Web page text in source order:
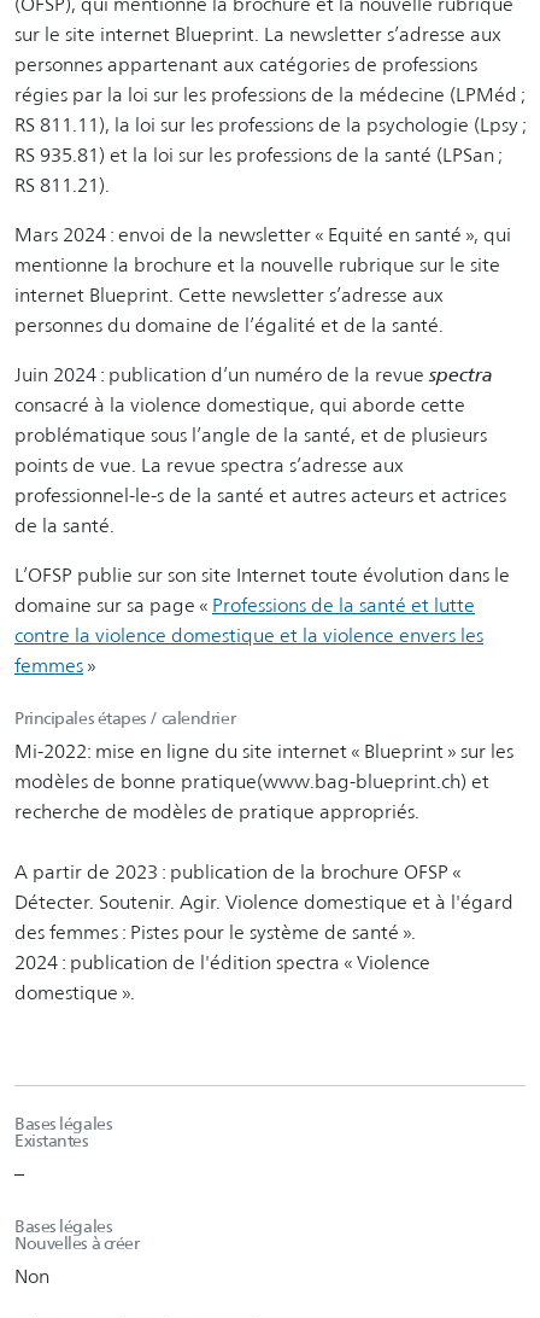
sur le site internet Blueprint. La newsletter s’adresse aux
personnes appartenant aux catégories de professions
régies par la loi sur les professions de la médecine (LPMéd ;
RS 811.11), la loi sur les professions de la psychologie (Lpsy ;
RS 935.81) et la loi sur les professions de la santé (LPSan ;
RS 811.21).
Mars 2024 : envoi de la newsletter « Equité en santé », qui
mentionne la brochure et la nouvelle rubrique sur le site
internet Blueprint. Cette newsletter s’adresse aux
personnes du domaine de l’égalité et de la santé.
Juin 2024 : publication d’un numéro de la revuespectra
consacré à la violence domestique, qui aborde cette
problématique sous l’angle de la santé, et de plusieurs
points de vue. La revue spectra s’adresse aux
professionnel-le-s de la santé et autres acteurs et actrices
de la santé.
L’OFSP publie sur son site Internet toute évolution dans le
domaine sur sa page « Professions de la santé et lutte
contre la violence domestique et la violence envers les
femmes »
Principales étapes / calendrier
Mi-2022: mise en ligne du site internet « Blueprint » sur les
modèles de bonne pratique(www.bag-blueprint.ch) et
recherche de modèles de pratique appropriés.
A partir de 2023 : publication de la brochure OFSP «
Détecter. Soutenir. Agir. Violence domestique et à l'égard
des femmes : Pistes pour le système de santé ».
2024 : publication de l'édition spectra « Violence
domestique ».
Bases légales
Existantes
–
Bases légales
Nouvelles à créer
Non